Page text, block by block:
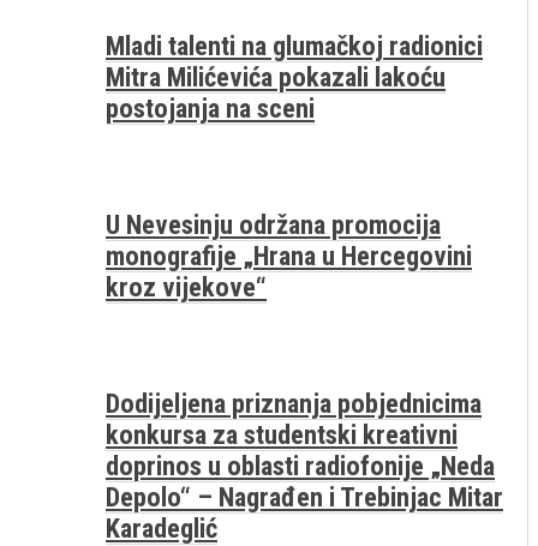
Mladi talenti na glumačkoj radionici
Mitra Milićevića pokazali lakoću
postojanja na sceni
U Nevesinju održana promocija
monografije „Hrana u Hercegovini
kroz vijekove“
Dodijeljena priznanja pobjednicima
konkursa za studentski kreativni
doprinos u oblasti radiofonije „Neda
Depolo“ – Nagrađen i Trebinjac Mitar
Karadeglić